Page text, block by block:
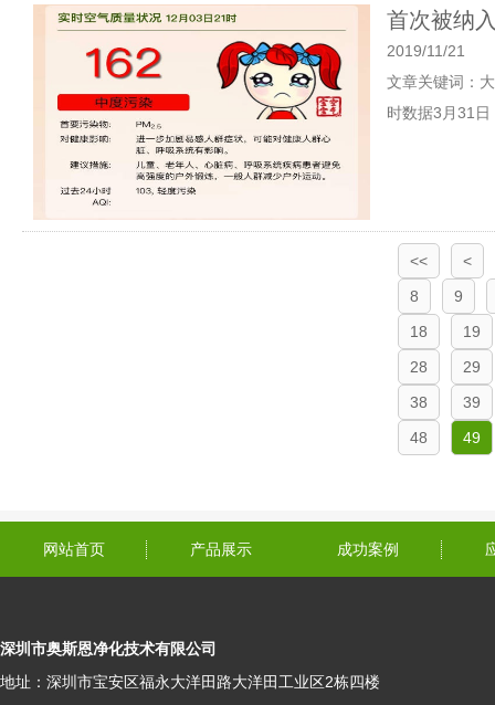
首次被纳
2019/11/21
文章关键词：
时数据3月31
<<
<
8
9
18
19
28
29
38
39
48
49
网站首页 产品展示 成功案例
深圳市奥斯恩净化技术有限公司
地址：深圳市宝安区福永大洋田路大洋田工业区2栋四楼